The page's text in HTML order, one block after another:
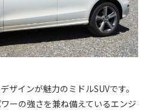
ザインが魅力のミドルSUVです。
ーの強さを兼ね備えているエンジ